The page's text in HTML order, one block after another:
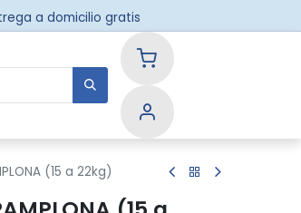
a domicilio gratis
(15 a 22kg)